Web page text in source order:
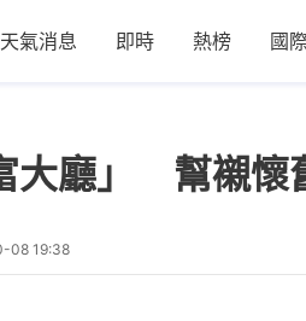
天氣消息 即時 熱榜 國
大廳」 幫襯
08 19:38